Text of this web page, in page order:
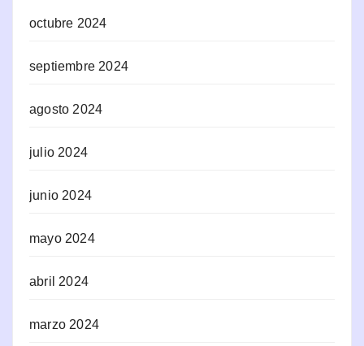
octubre 2024
septiembre 2024
agosto 2024
julio 2024
junio 2024
mayo 2024
abril 2024
marzo 2024